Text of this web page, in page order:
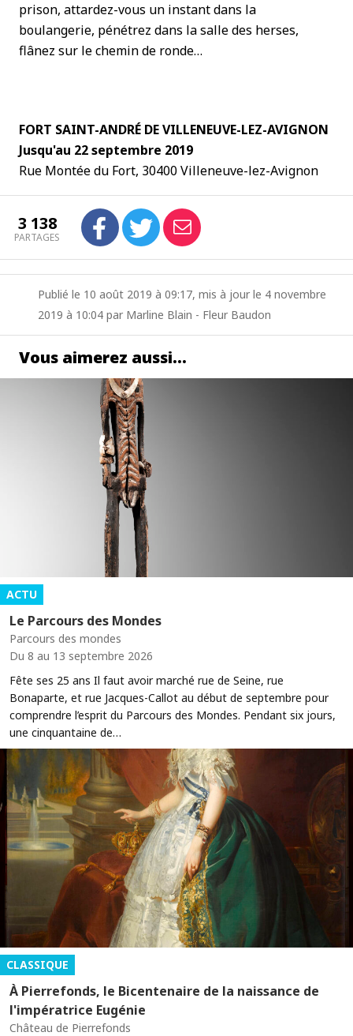
prison, attardez-vous un instant dans la
boulangerie, pénétrez dans la salle des herses,
flânez sur le chemin de ronde…
FORT SAINT-ANDRÉ DE VILLENEUVE-LEZ-AVIGNON
Jusqu'au 22 septembre 2019
Rue Montée du Fort, 30400 Villeneuve-lez-Avignon
3 138
PARTAGES
Publié le 10 août 2019 à 09:17, mis à jour le 4 novembre
2019 à 10:04 par Marline Blain - Fleur Baudon
Vous aimerez aussi…
ACTU
Le Parcours des Mondes
Parcours des mondes
Du 8 au 13 septembre 2026
Fête ses 25 ans Il faut avoir marché rue de Seine, rue
Bonaparte, et rue Jacques-Callot au début de septembre pour
comprendre l’esprit du Parcours des Mondes. Pendant six jours,
une cinquantaine de…
CLASSIQUE
À Pierrefonds, le Bicentenaire de la naissance de
l'impératrice Eugénie
Château de Pierrefonds